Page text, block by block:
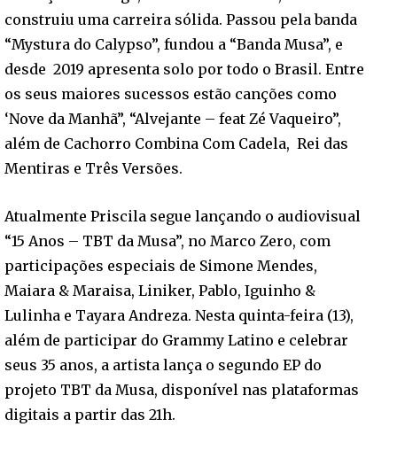
construiu uma carreira sólida. Passou pela banda
“Mystura do Calypso”, fundou a “Banda Musa”, e
desde 2019 apresenta solo por todo o Brasil. Entre
os seus maiores sucessos estão canções como
‘Nove da Manhã”, “Alvejante – feat Zé Vaqueiro”,
além de Cachorro Combina Com Cadela, Rei das
Mentiras e Três Versões.
Atualmente Priscila segue lançando o audiovisual
“15 Anos – TBT da Musa”, no Marco Zero, com
participações especiais de Simone Mendes,
Maiara & Maraisa, Liniker, Pablo, Iguinho &
Lulinha e Tayara Andreza. Nesta quinta-feira (13),
além de participar do Grammy Latino e celebrar
seus 35 anos, a artista lança o segundo EP do
projeto TBT da Musa, disponível nas plataformas
digitais a partir das 21h.